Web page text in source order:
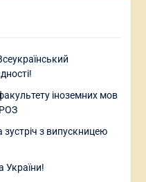
іноземних мов
з випускницею